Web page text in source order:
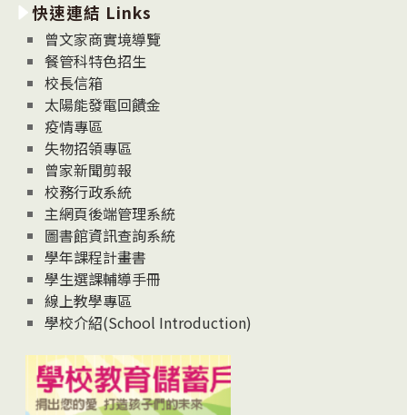
消
息
News
快速連結 Links
曾文家商實境導覽
餐管科特色招生
校長信箱
太陽能發電回饋金
疫情專區
失物招領專區
曾家新聞剪報
校務行政系統
主網頁後端管理系統
圖書館資訊查詢系統
學年課程計畫書
學生選課輔導手冊
線上教學專區
學校介紹(School Introduction)